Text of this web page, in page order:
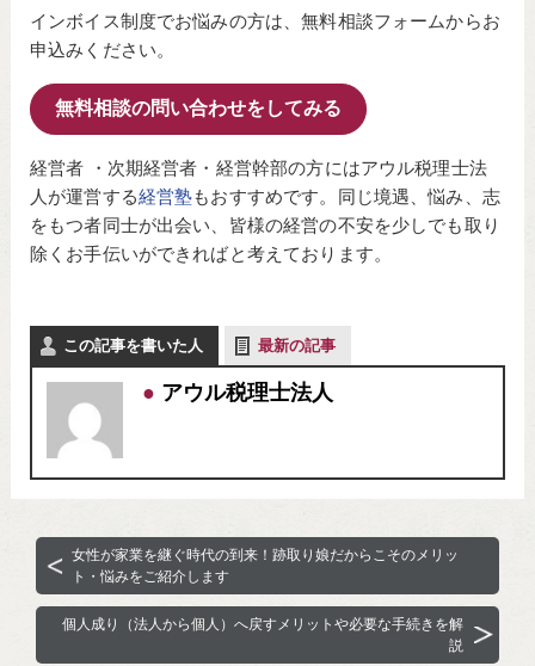
インボイス制度でお悩みの方は、無料相談フォームからお
申込みください。
無料相談の問い合わせをしてみる
経営者 ・次期経営者・経営幹部の方にはアウル税理士法
人が運営する経営塾もおすすめです。同じ境遇、悩み、志
をもつ者同士が出会い、皆様の経営の不安を少しでも取り
除くお手伝いができればと考えております。
この記事を書いた人 最新の記事
アウル税理士法人
女性が家業を継ぐ時代の到来！跡取り娘だからこそのメリッ
ト・悩みをご紹介します
個人成り（法人から個人）へ戻すメリットや必要な手続きを解
説